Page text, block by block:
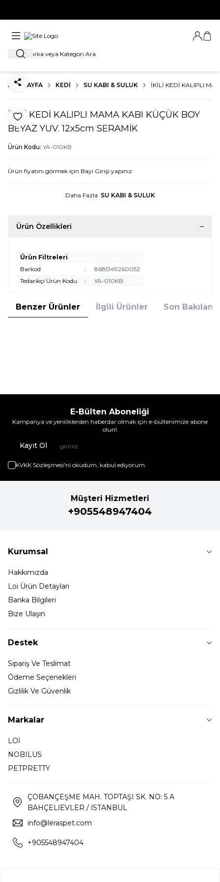
Ara
Bayi
ANA SAYFA KEDİ SU KABI & SULUK İKİLİ KEDİ KALIPLI
Favoriye Ekle
Paylaş
İKİLİ KEDİ KALIPLI MAMA KABI KÜÇÜK BOY
BEYAZ YUV. 12x5cm SERAMİK
Ürün Kodu: YA-010KB
Ürün fiyatını görmek için Bayi Girişi yapınız
Daha Fazla SU KABI & SULUK
Ürün Özellikleri
Ürün Filtreleri
Barkod
:
8685149260052
Tedarikçi Ürün Kodu
: YA-010KB
Benzer Ürünler İlgili Ürünler Son
E-Bülten Aboneliği
Kampanya ve yeniliklerden haberdar olmak için e-bültenimize abone
olun!
Kayıt Ol
KVKK Sözleşmesi'ni okudum, kabul ediyorum.
Müşteri Hizmetleri
+905548947404
Kurumsal
Hakkımızda
Loi Ürün Detayları
Banka Bilgileri
Bize Ulaşın
Destek
Sipariş Ve Teslimat
Ödeme Seçenekleri
Gizlilik Ve Güvenlik
Markalar
LOİ
NOBILUS
PETPRETTY
ÇOBANÇEŞME MAH. TOPTAŞI SK. NO: 5 A
BAHÇELİEVLER / İSTANBUL
info@leraspet.com
+905548947404